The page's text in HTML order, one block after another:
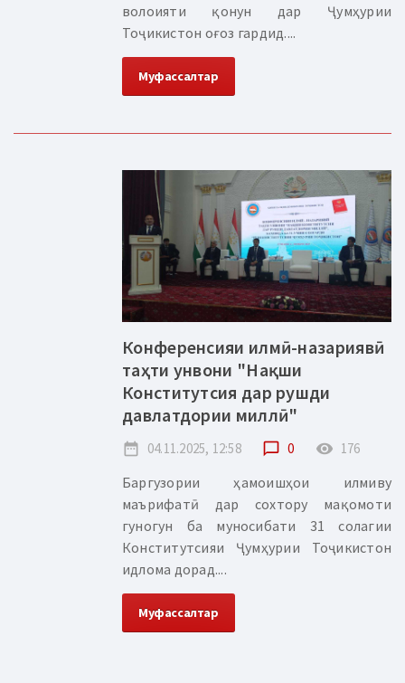
волоияти қонун дар Ҷумҳурии
Тоҷикистон оғоз гардид....
Муфассалтар
Конференсияи илмӣ-назариявӣ
таҳти унвони "Нақши
Конститутсия дар рушди
давлатдории миллӣ"
date_range 04.11.2025, 12:58 chat_bubble_outline 0 remove_red_eye 176
Баргузории ҳамоишҳои илмиву
маърифатӣ дар сохтору мақомоти
гуногун ба муносибати 31 солагии
Конститутсияи Ҷумҳурии Тоҷикистон
идлома дорад....
Муфассалтар